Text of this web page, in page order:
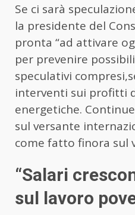
Se ci sarà
la presidente del
pronta “ad attivare
per prevenire
speculativi
interventi sui profitti
energetiche.
sul versante
come fatto finora sul
“Salari
sul lavoro